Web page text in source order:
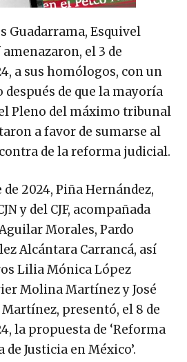
Guadarrama, Esquivel
el 3 de
a sus homólogos, con un
de que la mayoría
Pleno del máximo tribunal
a favor de sumarse al
de la reforma judicial.
2024, Piña Hernández,
y del CJF, acompañada
Morales, Pardo
Alcántara Carrancá, así
Lilia Mónica López
Molina Martínez y José
presentó, el 8 de
la propuesta de ‘Reforma
Justicia en México’.